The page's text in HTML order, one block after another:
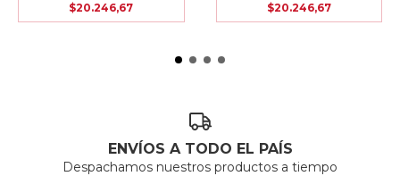
$20.246,67
$20.246,67
ENVÍOS A TODO EL PAÍS
Despachamos nuestros productos a tiempo